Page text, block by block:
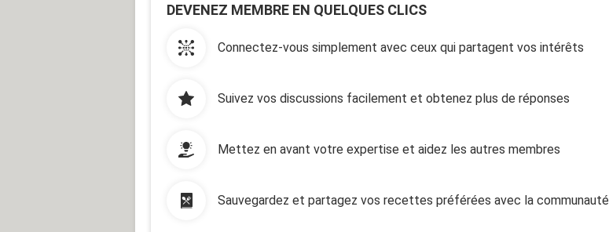
DEVENEZ MEMBRE EN QUELQUES CLICS
Connectez-vous simplement avec ceux qui partagent vos intérêts
Suivez vos discussions facilement et obtenez plus de réponses
Mettez en avant votre expertise et aidez les autres membres
Sauvegardez et partagez vos recettes préférées avec la communauté